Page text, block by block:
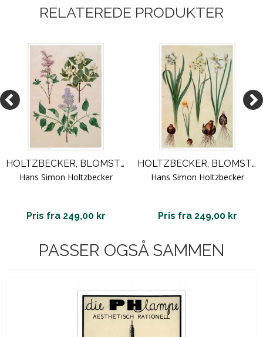
RELATEREDE PRODUKTER
HOLTZBECKER, BLOMSTERMOTIV 16
Hans Simon Holtzbecker
Pris fra 249,00 kr
HOLTZBECKER, BLOMSTERMOTIV 2
Hans Simon Holtzbecker
Pris fra 249,00 kr
PASSER OGSÅ SAMMEN